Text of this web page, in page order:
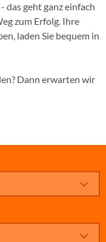
geht ganz einfach
zum Erfolg. Ihre
laden Sie bequem in
Dann erwarten wir